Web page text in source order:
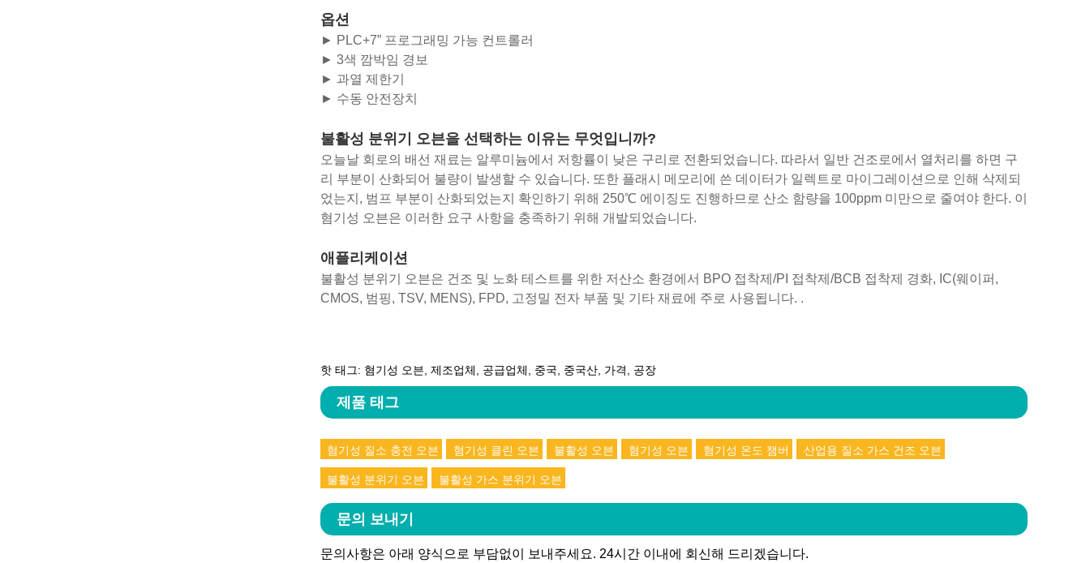
옵션
► PLC+7” 프로그래밍 가능 컨트롤러
► 3색 깜박임 경보
► 과열 제한기
► 수동 안전장치
불활성 분위기 오븐을 선택하는 이유는 무엇입니까?
오늘날 회로의 배선 재료는 알루미늄에서 저항률이 낮은 구리로 전환되었습니다. 따라서 일반 건조로에서 열처리를 하면 구
리 부분이 산화되어 불량이 발생할 수 있습니다. 또한 플래시 메모리에 쓴 데이터가 일렉트로 마이그레이션으로 인해 삭제되
었는지, 범프 부분이 산화되었는지 확인하기 위해 250℃ 에이징도 진행하므로 산소 함량을 100ppm 미만으로 줄여야 한다. 이
혐기성 오븐은 이러한 요구 사항을 충족하기 위해 개발되었습니다.
애플리케이션
불활성 분위기 오븐은 건조 및 노화 테스트를 위한 저산소 환경에서 BPO 접착제/PI 접착제/BCB 접착제 경화, IC(웨이퍼,
CMOS, 범핑, TSV, MENS), FPD, 고정밀 전자 부품 및 기타 재료에 주로 사용됩니다. .
핫 태그: 혐기성 오븐, 제조업체, 공급업체, 중국, 중국산, 가격, 공장
제품 태그
혐기성 질소 충전 오븐 혐기성 클린 오븐 불활성 오븐 혐기성 오븐 혐기성 온도 챔버 산업용 질소 가스 건조 오븐
불활성 분위기 오븐 불활성 가스 분위기 오븐
문의 보내기
문의사항은 아래 양식으로 부담없이 보내주세요. 24시간 이내에 회신해 드리겠습니다.